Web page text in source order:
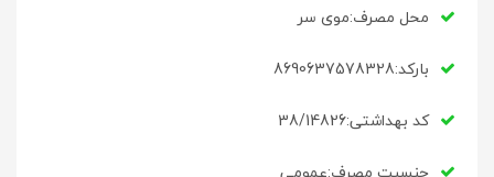
محل مصرف:موی سر
بارکد:8690637578328
کد بهداشتی:38/14826